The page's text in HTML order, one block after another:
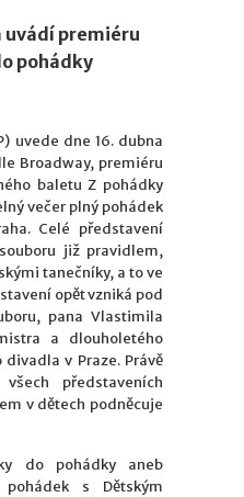
uvádí premiéru
pohádky
uvede dne 16. dubna
Broadway, premiéru
baletu Z pohádky
večer plný pohádek
Celé představení
již pravidlem,
tanečníky, a to ve
opět vzniká pod
pana Vlastimila
a dlouholetého
v Praze. Právě
představeních
v dětech podněcuje
do pohádky aneb
s Dětským